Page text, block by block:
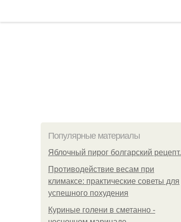
Популярные материалы
Яблочный пирог болгарский рецепт.
Противодействие весам при
климаксе: практические советы для
успешного похудения
Куриные голени в сметанно -